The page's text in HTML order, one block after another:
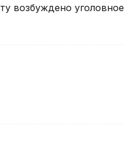
возбуждено уголовное